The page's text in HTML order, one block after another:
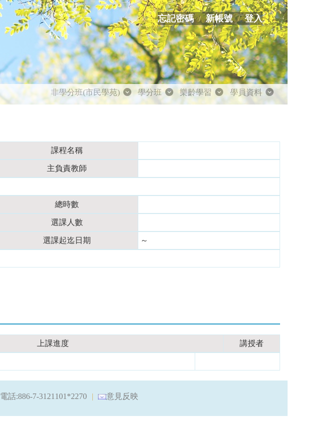
忘記密碼 新帳號 登入
非學分班(市民學苑) 學分班 樂齡學習 學員資料
課程名稱
主負責教師
總時數
選課人數
選課起迄日期 ～
上課進度 講授者
電話:886-7-3121101*2270 意見反映